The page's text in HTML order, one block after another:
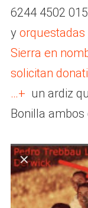
6244 4502
y
Sierra en
solicitan
…+ un ardiz
Bonilla ambos